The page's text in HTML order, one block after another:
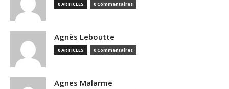
0 ARTICLES 0 Commentaires
Agnès Leboutte
0 ARTICLES 0 Commentaires
Agnes Malarme